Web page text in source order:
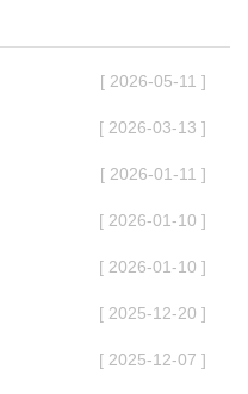
[ 2026-05-11 ]
[ 2026-03-13 ]
[ 2026-01-11 ]
[ 2026-01-10 ]
[ 2026-01-10 ]
[ 2025-12-20 ]
[ 2025-12-07 ]